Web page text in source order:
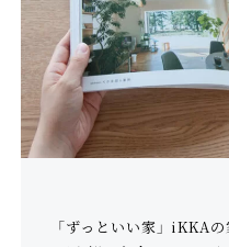
「ずっといい家」 iKKA